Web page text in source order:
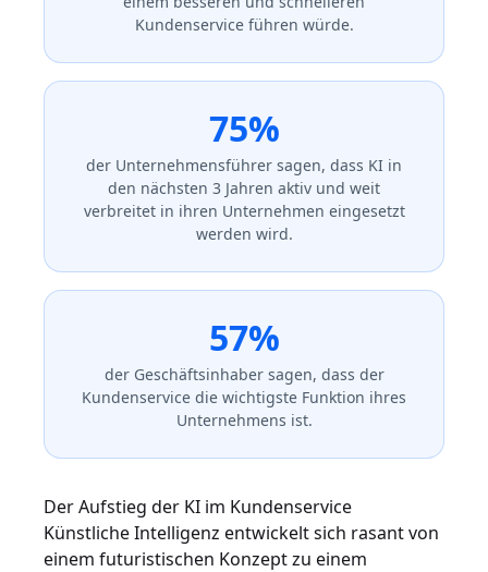
Kundenservice führen würde.
75%
der Unternehmensführer sagen, dass KI in
den nächsten 3 Jahren aktiv und weit
verbreitet in ihren Unternehmen eingesetzt
werden wird.
57%
der Geschäftsinhaber sagen, dass der
Kundenservice die wichtigste Funktion ihres
Unternehmens ist.
Der Aufstieg der KI im Kundenservice
Künstliche Intelligenz entwickelt sich rasant von
einem futuristischen Konzept zu einem